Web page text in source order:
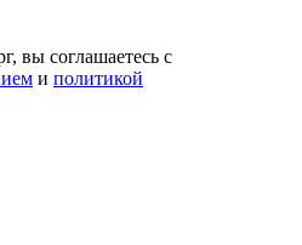
вы соглашаетесь с
и политикой